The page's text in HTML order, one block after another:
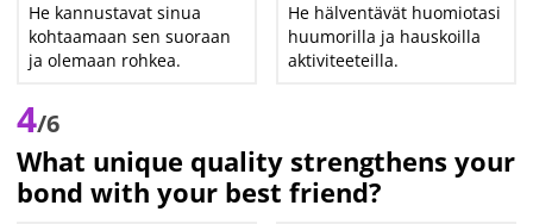
He kannustavat sinua
kohtaamaan sen suoraan
ja olemaan rohkea.
He hälventävät huomiotasi
huumorilla ja hauskoilla
aktiviteeteilla.
4/6
What unique quality strengthens your
bond with your best friend?